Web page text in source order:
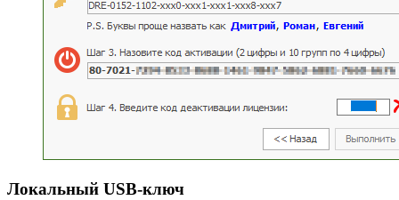
Локальный USB-ключ